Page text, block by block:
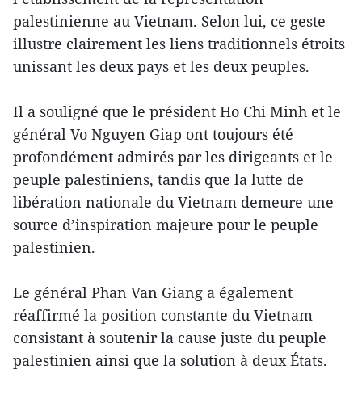
palestinienne au Vietnam. Selon lui, ce geste
illustre clairement les liens traditionnels étroits
unissant les deux pays et les deux peuples.
Il a souligné que le président Ho Chi Minh et le
général Vo Nguyen Giap ont toujours été
profondément admirés par les dirigeants et le
peuple palestiniens, tandis que la lutte de
libération nationale du Vietnam demeure une
source d’inspiration majeure pour le peuple
palestinien.
Le général Phan Van Giang a également
réaffirmé la position constante du Vietnam
consistant à soutenir la cause juste du peuple
palestinien ainsi que la solution à deux États.